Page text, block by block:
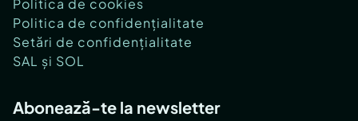
Politica de cookies
Politica de confidențialitate
Setări de confidențialitate
SAL și SOL
Abonează-te la newsletter